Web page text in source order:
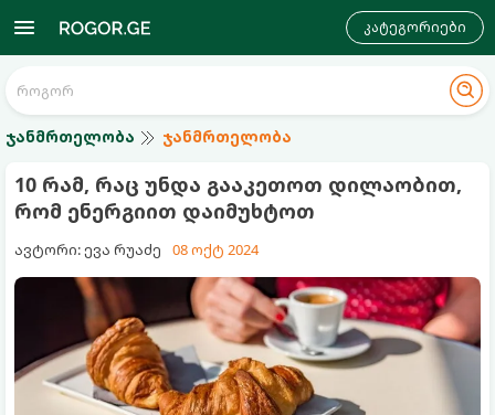
კატეგორიები
ჯანმრთელობა ჯანმრთელობა
10 რამ, რაც უნდა გააკეთოთ დილაობით,
რომ ენერგიით დაიმუხტოთ
ავტორი: ევა რუაძე 08 ოქტ 2024